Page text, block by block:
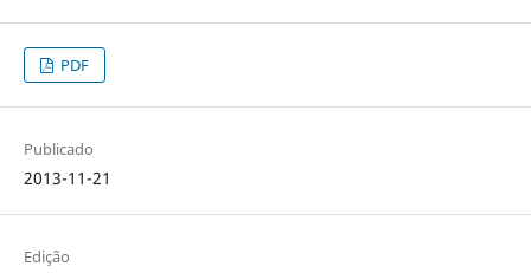
PDF
Publicado
2013-11-21
Edição